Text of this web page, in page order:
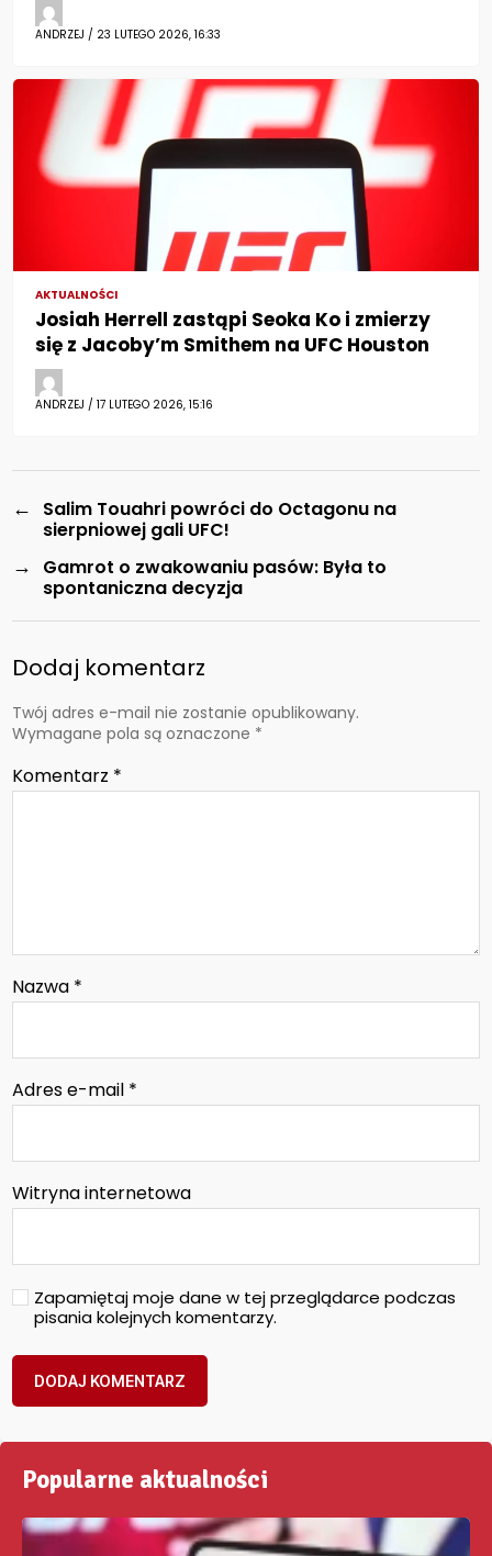
ANDRZEJ / 23 LUTEGO 2026, 16:33
AKTUALNOŚCI
Josiah Herrell zastąpi Seoka Ko i zmierzy
się z Jacoby’m Smithem na UFC Houston
ANDRZEJ / 17 LUTEGO 2026, 15:16
←
Salim Touahri powróci do Octagonu na
sierpniowej gali UFC!
→
Gamrot o zwakowaniu pasów: Była to
spontaniczna decyzja
Dodaj komentarz
Twój adres e-mail nie zostanie opublikowany.
Wymagane pola są oznaczone *
Komentarz *
Nazwa *
Adres e-mail *
Witryna internetowa
Zapamiętaj moje dane w tej przeglądarce podczas
pisania kolejnych komentarzy.
Popularne aktualności